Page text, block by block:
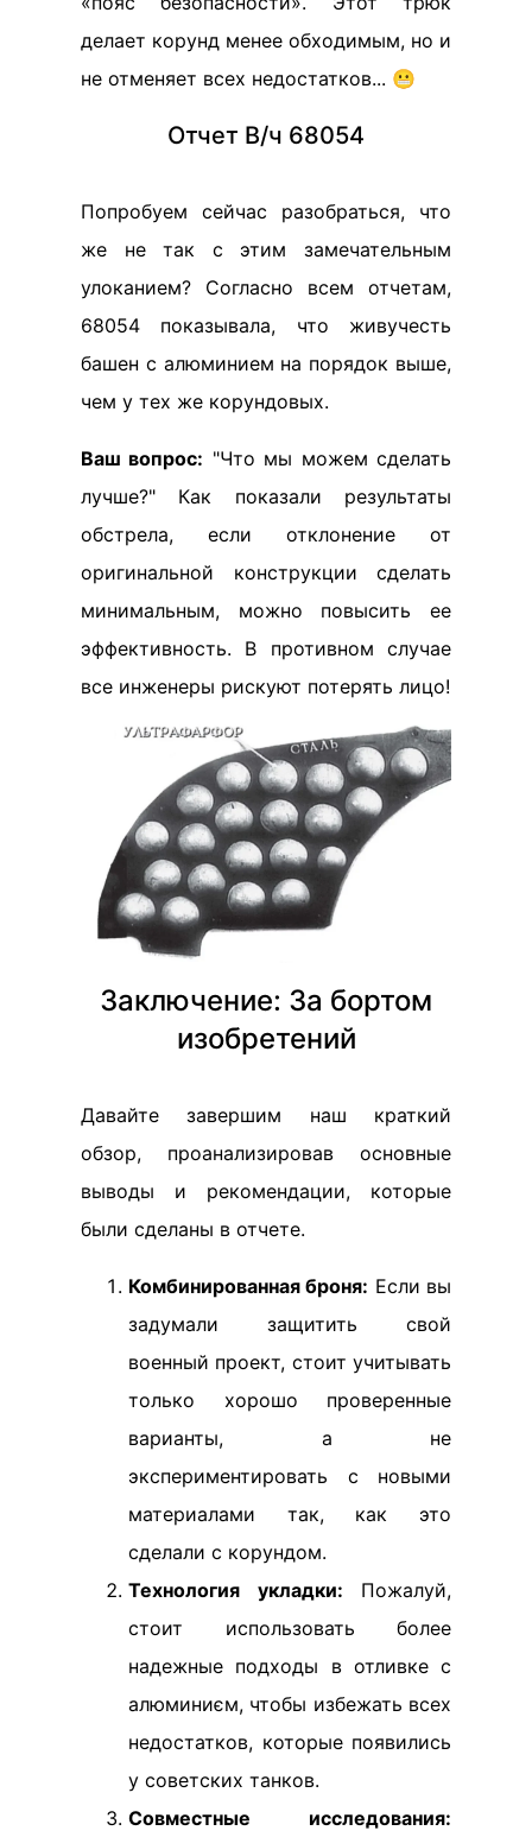
делает корунд менее обходимым, но и
не отменяет всех недостатков... 😬
Отчет В/ч 68054
Попробуем сейчас разобраться, что
же не так с этим замечательным
улоканием? Согласно всем отчетам,
68054 показывала, что живучесть
башен с алюминием на порядок выше,
чем у тех же корундовых.
Ваш вопрос: "Что мы можем сделать
лучше?" Как показали результаты
обстрела, если отклонение от
оригинальной конструкции сделать
минимальным, можно повысить ее
эффективность. В противном случае
все инженеры рискуют потерять лицо!
Заключение: За бортом
изобретений
Давайте завершим наш краткий
обзор, проанализировав основные
выводы и рекомендации, которые
были сделаны в отчете.
Комбинированная броня: Если вы
задумали защитить свой
военный проект, стоит учитывать
только хорошо проверенные
варианты, а не
экспериментировать с новыми
материалами так, как это
сделали с корундом.
Технология укладки: Пожалуй,
стоит использовать более
надежные подходы в отливке с
алюминиєм, чтобы избежать всех
недостатков, которые появились
у советских танков.
Совместные исследования: